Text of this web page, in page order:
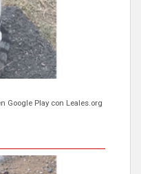
Google Play con Leales.org